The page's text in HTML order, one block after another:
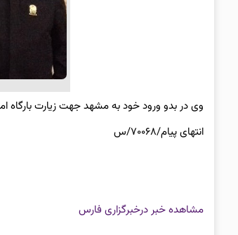
وی در بدو ورود خود به مشهد جهت زیارت بارگاه
انتهای پیام/۷۰۰۶۸/س
مشاهده خبر درخبرگزاری فارس